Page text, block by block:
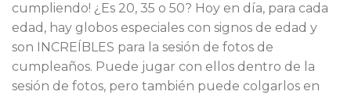
cumpliendo! ¿Es 20, 35 o 50? Hoy en día, para cada
edad, hay globos especiales con signos de edad y
son INCREÍBLES para la sesión de fotos de
cumpleaños. Puede jugar con ellos dentro de la
sesión de fotos, pero también puede colgarlos en